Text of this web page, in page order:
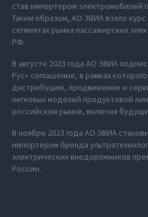
став импортером электромобилей
Таким образом, АО ЭВИА взяло
сегментах рынка пассажирских
РФ.
В августе 2023 года АО ЭВИА
Рус» соглашение, в рамках
дистрибуцию, продвижение и
легковых моделей продуктовой
российском рынке, включая
В ноябре 2023 года АО ЭВИА
импортером бренда
электрических внедорожников
России.